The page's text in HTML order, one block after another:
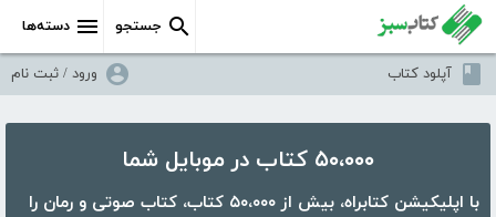
دسته‌ها جستجو
آپلود کتاب ورود / ثبت نام
۵۰،۰۰۰ کتاب در موبایل شما
با اپلیکیشن کتابراه، بیش از ۵۰،۰۰۰ کتاب، کتاب صوتی و رمان را